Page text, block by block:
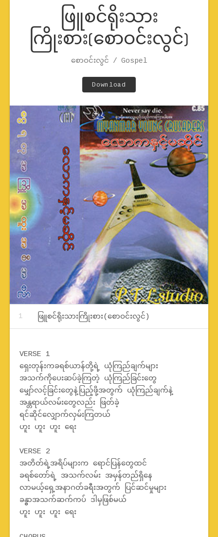
ဖြူစင်ရိုးသား
ကြိုးစား(စောဝင်းလွင်)
Record Details Artist
စောဝင်းလွင် GenreGospel
Download
Record Tracklist
ဖြူစင်ရိုးသားကြိုးစား(စောဝင်းလွင်)
VERSE 1
ရှေးတုန်းကခရစ်ယာန်တို့ရဲ့ ယုံကြည်ချက်များ
အသက်ကိုပေးဆပ်ခဲ့ကြတဲ့ ယုံကြည်ခြင်းတွေ
မျှော်လင့်ခြင်းတွေနဲ့ပြည့်ဖို့အတွက် ယုံကြည်ချက်နဲ့
အန္တရာယ်လမ်းတွေလည်း ဖြတ်ခဲ့
ရင်ဆိုင်လျှောက်လှမ်းကြတယ်
ဟူး ဟူး ဟူး ရေး
VERSE 2
အတိတ်ရဲ့အရိပ်များက ရောင်ပြန်တွေထင်
ခရစ်တော်ရဲ့ အသက်လမ်း အမှန်တည်ရှိနေ
လာမယ့်ရှေ့အနာဂတ်ခရီးအတွက် ပြင်ဆင်မှုများ
ခန္ဓာအသက်ဆက်ကပ် ဒါမှဖြစ်မယ်
ဟူး ဟူး ဟူး ရေး